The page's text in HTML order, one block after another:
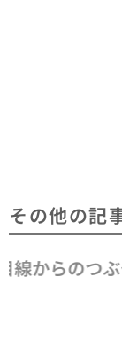
その他の記
伸也の車い